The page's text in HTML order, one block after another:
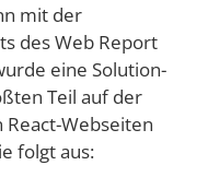
mit der
des Web Report
eine Solution-
Teil auf der
React-Webseiten
folgt aus: